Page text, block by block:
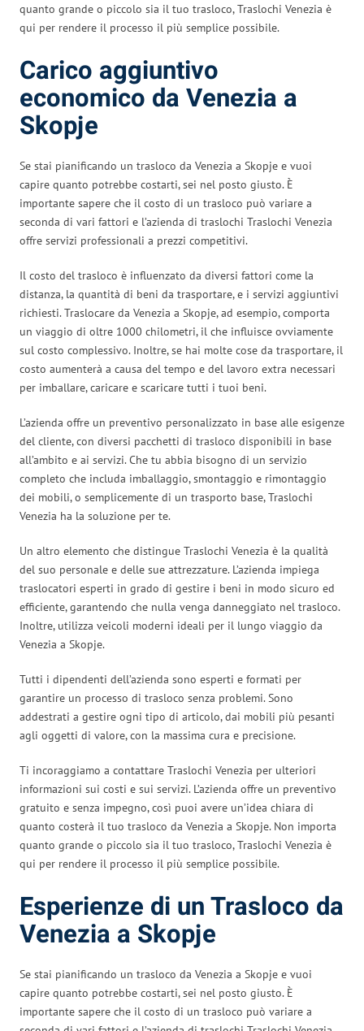
quanto grande o piccolo sia il tuo trasloco, Traslochi Venezia è
qui per rendere il processo il più semplice possibile.
Carico aggiuntivo
economico da Venezia a
Skopje
Se stai pianificando un trasloco da Venezia a Skopje e vuoi
capire quanto potrebbe costarti, sei nel posto giusto. È
importante sapere che il costo di un trasloco può variare a
seconda di vari fattori e l’azienda di traslochi Traslochi Venezia
offre servizi professionali a prezzi competitivi.
Il costo del trasloco è influenzato da diversi fattori come la
distanza, la quantità di beni da trasportare, e i servizi aggiuntivi
richiesti. Traslocare da Venezia a Skopje, ad esempio, comporta
un viaggio di oltre 1000 chilometri, il che influisce ovviamente
sul costo complessivo. Inoltre, se hai molte cose da trasportare, il
costo aumenterà a causa del tempo e del lavoro extra necessari
per imballare, caricare e scaricare tutti i tuoi beni.
L’azienda offre un preventivo personalizzato in base alle esigenze
del cliente, con diversi pacchetti di trasloco disponibili in base
all’ambito e ai servizi. Che tu abbia bisogno di un servizio
completo che includa imballaggio, smontaggio e rimontaggio
dei mobili, o semplicemente di un trasporto base, Traslochi
Venezia ha la soluzione per te.
Un altro elemento che distingue Traslochi Venezia è la qualità
del suo personale e delle sue attrezzature. L’azienda impiega
traslocatori esperti in grado di gestire i beni in modo sicuro ed
efficiente, garantendo che nulla venga danneggiato nel trasloco.
Inoltre, utilizza veicoli moderni ideali per il lungo viaggio da
Venezia a Skopje.
Tutti i dipendenti dell’azienda sono esperti e formati per
garantire un processo di trasloco senza problemi. Sono
addestrati a gestire ogni tipo di articolo, dai mobili più pesanti
agli oggetti di valore, con la massima cura e precisione.
Ti incoraggiamo a contattare Traslochi Venezia per ulteriori
informazioni sui costi e sui servizi. L’azienda offre un preventivo
gratuito e senza impegno, così puoi avere un’idea chiara di
quanto costerà il tuo trasloco da Venezia a Skopje. Non importa
quanto grande o piccolo sia il tuo trasloco, Traslochi Venezia è
qui per rendere il processo il più semplice possibile.
Esperienze di un Trasloco da
Venezia a Skopje
Se stai pianificando un trasloco da Venezia a Skopje e vuoi
capire quanto potrebbe costarti, sei nel posto giusto. È
importante sapere che il costo di un trasloco può variare a